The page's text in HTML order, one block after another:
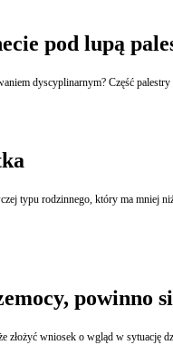
pod lupą
dyscyplinarnym? Część
typu rodzinnego, który ma mniej
powinno
Przedstawiciel oświaty, kóry podejrzewa, że uczeń jest